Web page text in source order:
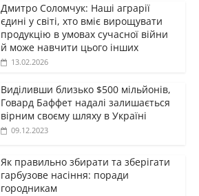
Дмитро Соломчук: Наші аграрії
єдині у світі, хто вміє вирощувати
продукцію в умовах сучасної війни
й може навчити цього інших
13.02.2026
Виділивши близько $500 мільйонів,
Говард Баффет надалі залишається
вірним своєму шляху в Україні
09.12.2023
Як правильно збирати та зберігати
гарбузове насіння: поради
городникам